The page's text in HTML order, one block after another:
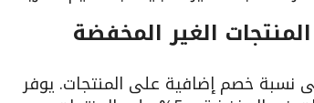
الغير المخفضة
نسبة خصم إضافية على المنتجات. يوفر